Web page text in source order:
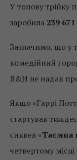
У топову трійку
заробила 239
Зазначимо, що у
комедійний
B&H не надав
Якщо «Гаррі
стартував
сиквел «Таємна
четвертому